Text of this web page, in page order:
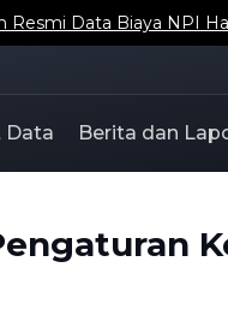
Data Biaya NPI
Data Berita dan